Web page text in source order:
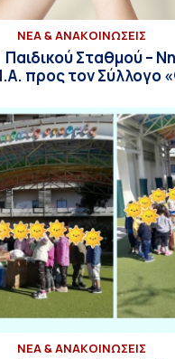
ΝΕΑ & ΑΝΑΚΟΙΝΩΣΕΙΣ
Σταθμού –
προς τον Σύλλογο
ΝΕΑ & ΑΝΑΚΟΙΝΩΣΕΙΣ